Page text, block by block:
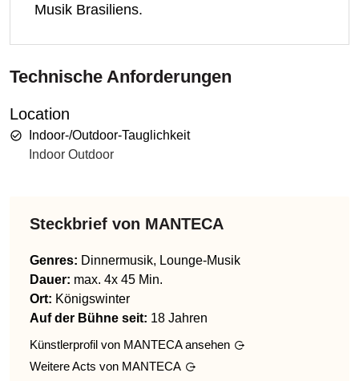
Musik Brasiliens.
Technische Anforderungen
Location
Indoor-/Outdoor-Tauglichkeit
Indoor Outdoor
Steckbrief von MANTECA
Genres: Dinnermusik, Lounge-Musik
Dauer: max. 4x 45 Min.
Ort: Königswinter
Auf der Bühne seit: 18 Jahren
Künstlerprofil von MANTECAansehen
Weitere Acts von MANTECA